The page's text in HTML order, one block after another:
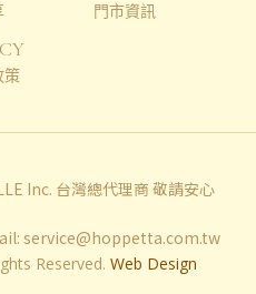
門市資訊
策
Inc. 台灣總代理商 敬請安心
service@hoppetta.com.tw
Reserved. Web Design